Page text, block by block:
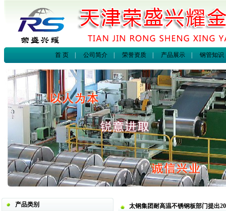
首 页 |公司简介 |荣誉资质 产品展示 |钢管知识
产品类别 太钢集团耐高温不锈钢板部门提出